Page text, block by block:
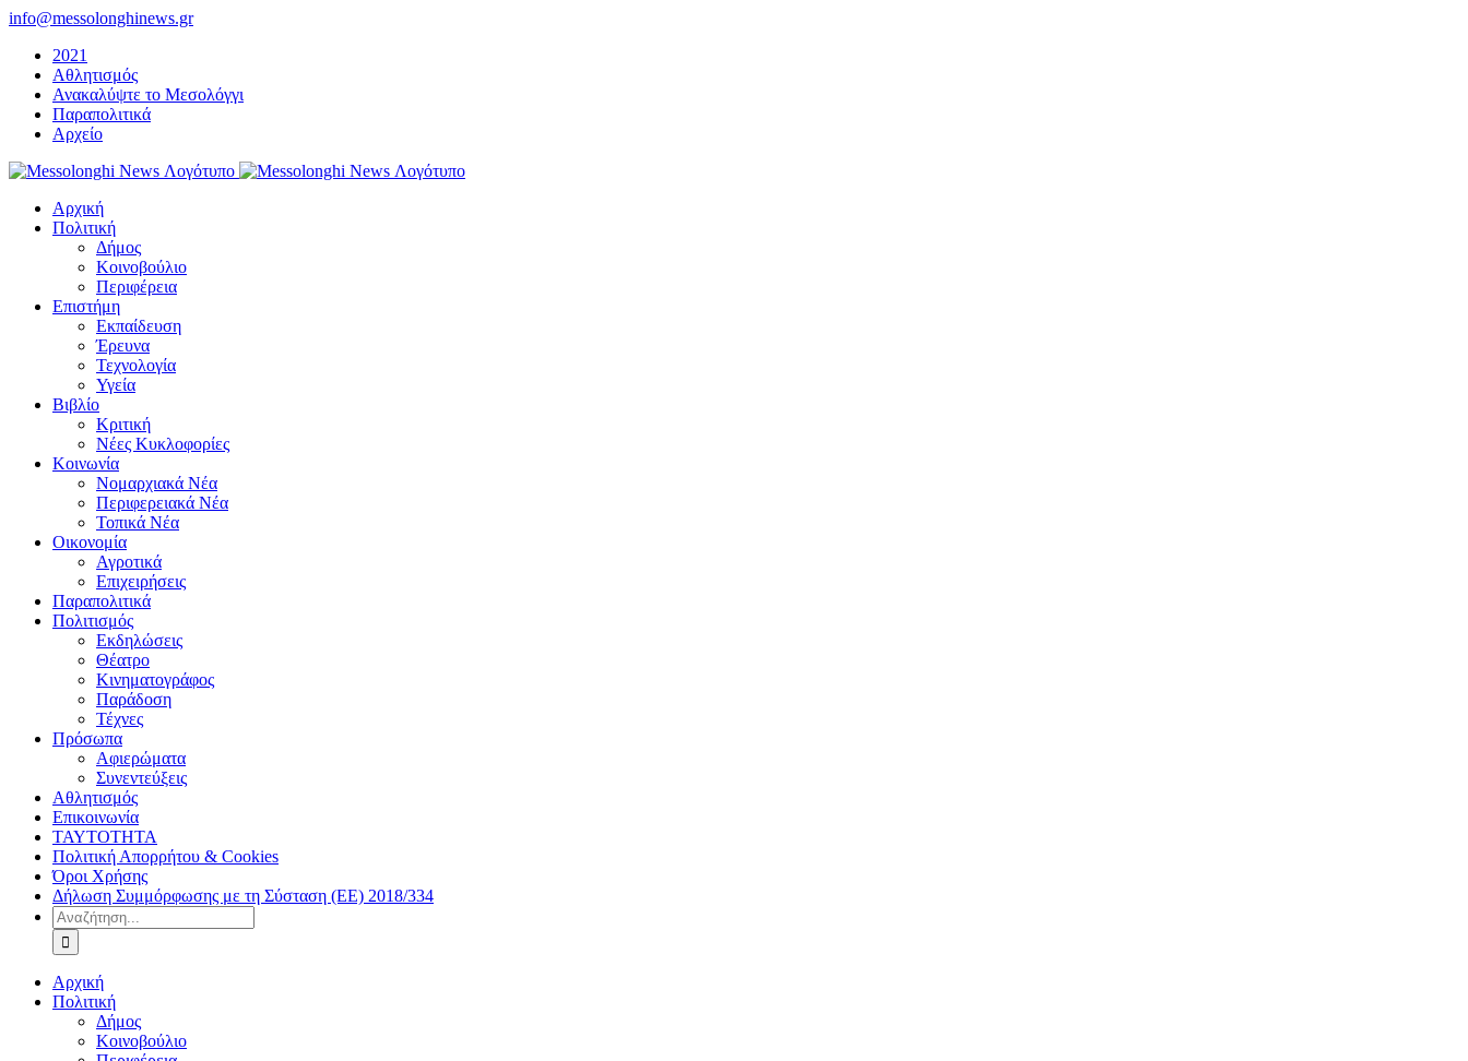
Μετάβαση
περιεχόμενο
info@messolonghinews.gr
2021
Αθλητισμός
Ανακαλύψτε το Μεσολόγγι
Παραπολιτικά
Αρχείο
Αρχική
Πολιτική
Δήμος
Κοινοβούλιο
Περιφέρεια
Επιστήμη
Εκπαίδευση
Έρευνα
Τεχνολογία
Υγεία
Βιβλίο
Κριτική
Νέες Κυκλοφορίες
Κοινωνία
Νομαρχιακά Νέα
Περιφερειακά Νέα
Τοπικά Νέα
Οικονομία
Αγροτικά
Επιχειρήσεις
Παραπολιτικά
Πολιτισμός
Εκδηλώσεις
Θέατρο
Κινηματογράφος
Παράδοση
Τέχνες
Πρόσωπα
Αφιερώματα
Συνεντεύξεις
Αθλητισμός
Επικοινωνία
ΤΑΥΤΟΤΗΤΑ
Πολιτική Απορρήτου & Cookies
Όροι Χρήσης
Δήλωση Συμμόρφωσης με τη Σύσταση (ΕΕ) 2018/334
Αναζήτηση
για:
Αρχική
Πολιτική
Δήμος
Κοινοβούλιο